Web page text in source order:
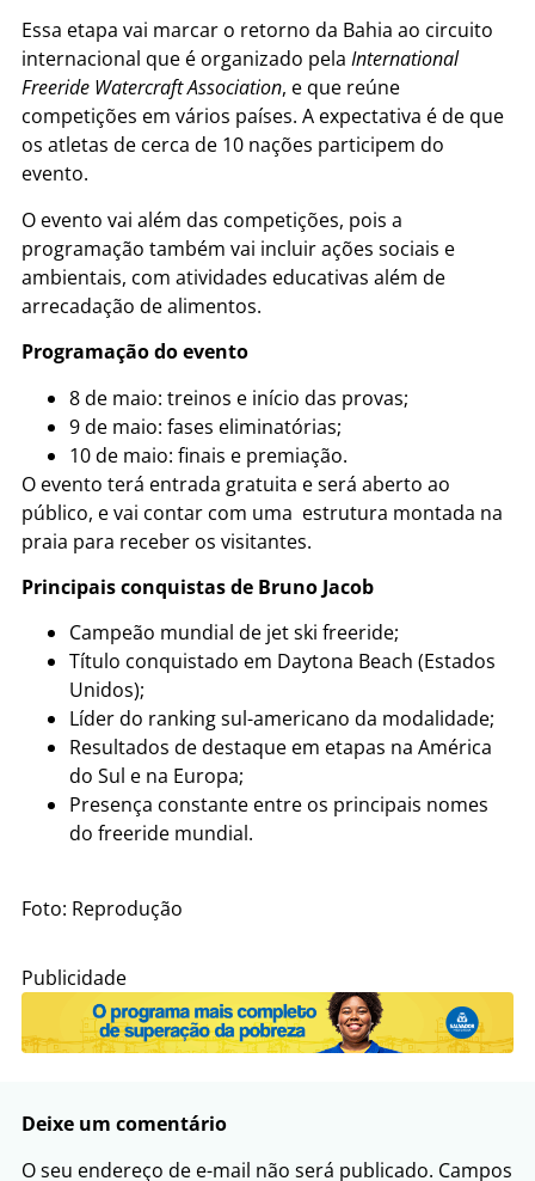
Essa etapa vai marcar o retorno da Bahia ao circuito
internacional que é organizado pela International
Freeride Watercraft Association, e que reúne
competições em vários países. A expectativa é de que
os atletas de cerca de 10 nações participem do
evento.
O evento vai além das competições, pois a
programação também vai incluir ações sociais e
ambientais, com atividades educativas além de
arrecadação de alimentos.
Programação do evento
8 de maio: treinos e início das provas;
9 de maio: fases eliminatórias;
10 de maio: finais e premiação.
O evento terá entrada gratuita e será aberto ao
público, e vai contar com uma estrutura montada na
praia para receber os visitantes.
Principais conquistas de Bruno Jacob
Campeão mundial de jet ski freeride;
Título conquistado em Daytona Beach (Estados
Unidos);
Líder do ranking sul-americano da modalidade;
Resultados de destaque em etapas na América
do Sul e na Europa;
Presença constante entre os principais nomes
do freeride mundial.
Foto: Reprodução
Publicidade
Deixe um comentário
O seu endereço de e-mail não será publicado. Campos